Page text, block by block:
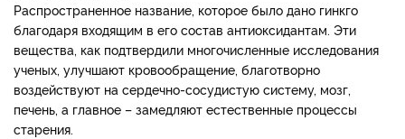
Распространенное название, которое было дано гинкго
благодаря входящим в его состав антиоксидантам. Эти
вещества, как подтвердили многочисленные исследования
ученых, улучшают кровообращение, благотворно
воздействуют на сердечно-сосудистую систему, мозг,
печень, а главное – замедляют естественные процессы
старения.